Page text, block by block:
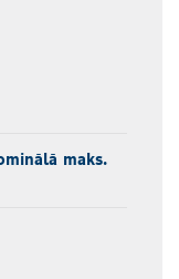
maks.